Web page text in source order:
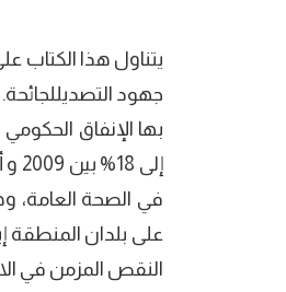
يتناول هذا الكتاب
جهود
في الصحة العامة،
على بلدان المنطقة
النقص المزمن في